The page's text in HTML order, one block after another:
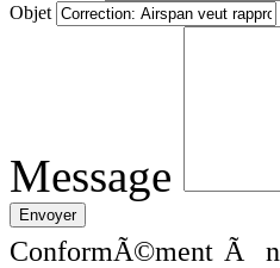
Objet
Message
ConformÃ©ment Ã